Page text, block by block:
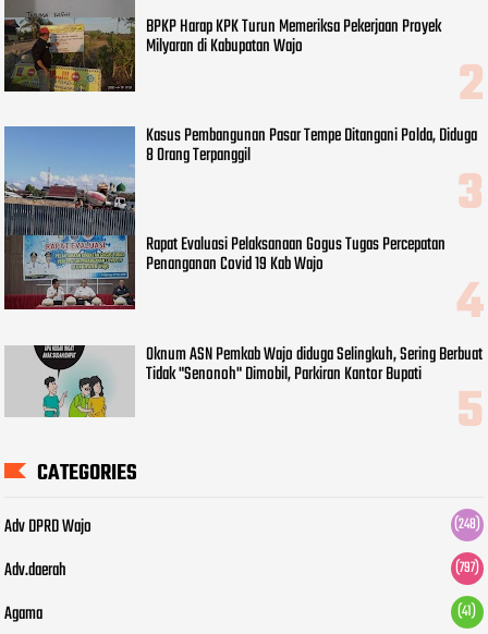
BPKP Harap KPK Turun Memeriksa Pekerjaan Proyek
Milyaran di Kabupatan Wajo
Kasus Pembangunan Pasar Tempe Ditangani Polda, Diduga
8 Orang Terpanggil
Rapat Evaluasi Pelaksanaan Gogus Tugas Percepatan
Penanganan Covid 19 Kab Wajo
Oknum ASN Pemkab Wajo diduga Selingkuh, Sering Berbuat
Tidak "Senonoh" Dimobil, Parkiran Kantor Bupati
CATEGORIES
Adv DPRD Wajo (248)
Adv.daerah (797)
Agama (41)